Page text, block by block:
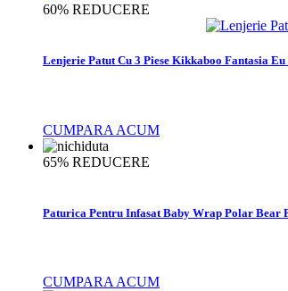
60% REDUCERE
Lenjerie Patut Cu 3 Piese Kikkaboo Fantasia
CUMPARA ACUM
65% REDUCERE
Paturica Pentru Infasat Baby Wrap Polar Bear
CUMPARA ACUM